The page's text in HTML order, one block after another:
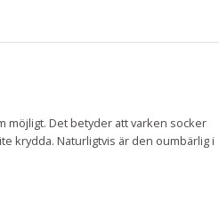
möjligt. Det betyder att varken socker
krydda. Naturligtvis är den oumbärlig i